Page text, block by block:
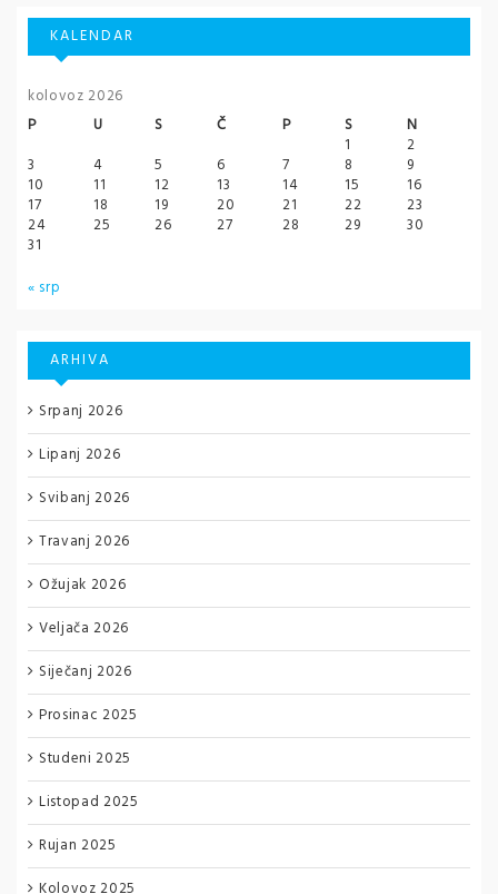
KALENDAR
kolovoz 2026
P
U S Č P S
N
1
2
3
4 5 6 7 8
9
10
11 12 13 14 15
16
17
18 19 20 21 22
23
24
25 26 27 28 29
30
31
« srp
ARHIVA
Srpanj 2026
Lipanj 2026
Svibanj 2026
Travanj 2026
Ožujak 2026
Veljača 2026
Siječanj 2026
Prosinac 2025
Studeni 2025
Listopad 2025
Rujan 2025
Kolovoz 2025